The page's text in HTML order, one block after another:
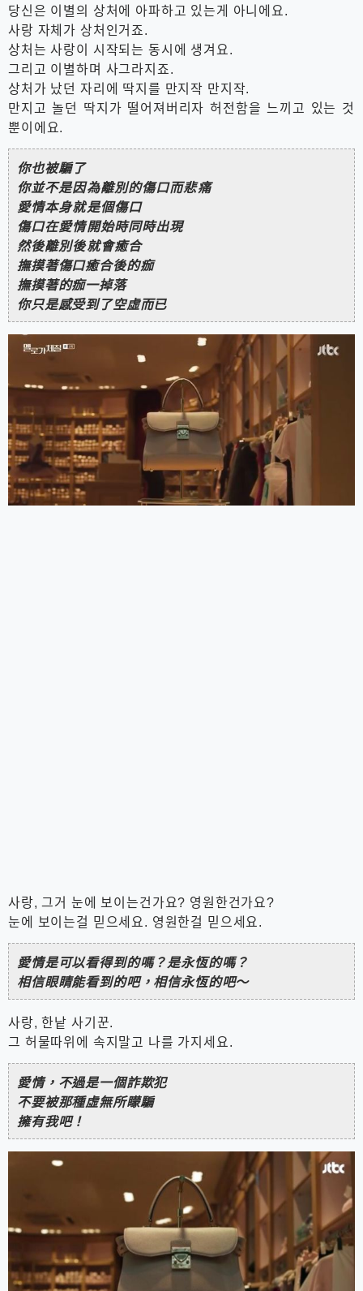
당신은 이별의 상처에 아파하고 있는게 아니에요.
사랑 자체가 상처인거죠.
상처는 사랑이 시작되는 동시에 생겨요.
그리고 이별하며 사그라지죠.
상처가 났던 자리에 딱지를 만지작 만지작.
만지고 놀던 딱지가 떨어져버리자 허전함을 느끼고 있는 것
뿐이에요.
你也被騙了
你並不是因為離別的傷口而悲痛
愛情本身就是個傷口
傷口在愛情開始時同時出現
然後離別後就會癒合
撫摸著傷口癒合後的痂
撫摸著的痂一掉落
你只是感受到了空虛而已
사랑, 그거 눈에 보이는건가요? 영원한건가요?
눈에 보이는걸 믿으세요. 영원한걸 믿으세요.
愛情是可以看得到的嗎？是永恆的嗎？
相信眼睛能看到的吧，相信永恆的吧～
사랑, 한낱 사기꾼.
그 허물따위에 속지말고 나를 가지세요.
愛情，不過是一個詐欺犯
不要被那種虛無所矇騙
擁有我吧！